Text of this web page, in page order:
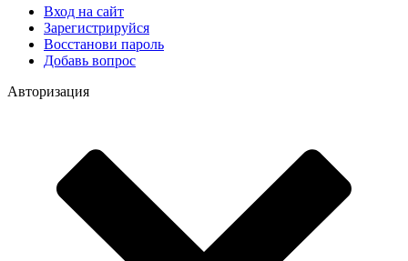
Вход на сайт
Зарегистрируйся
Восстанови пароль
Добавь вопрос
Авторизация